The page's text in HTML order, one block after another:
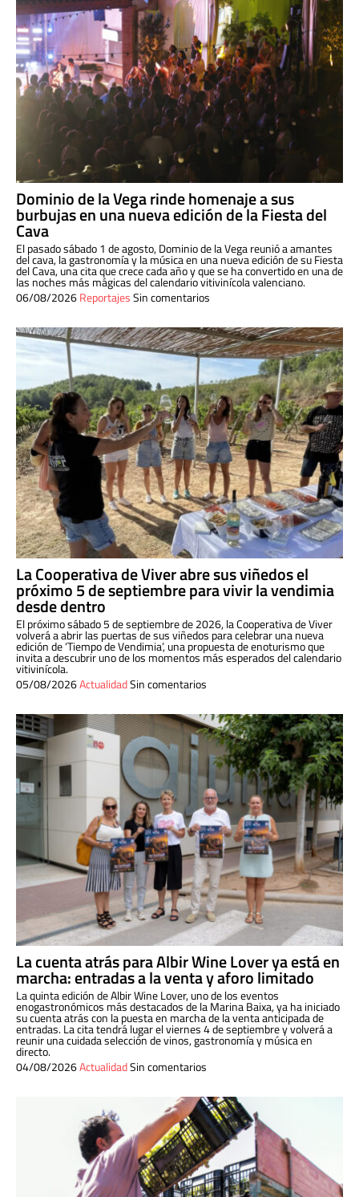
Dominio de la Vega rinde homenaje a sus
burbujas en una nueva edición de la Fiesta del
Cava
El pasado sábado 1 de agosto, Dominio de la Vega reunió a amantes
del cava, la gastronomía y la música en una nueva edición de su Fiesta
del Cava, una cita que crece cada año y que se ha convertido en una de
las noches más mágicas del calendario vitivinícola valenciano.
06/08/2026ReportajesSin comentarios
La Cooperativa de Viver abre sus viñedos el
próximo 5 de septiembre para vivir la vendimia
desde dentro
El próximo sábado 5 de septiembre de 2026, la Cooperativa de Viver
volverá a abrir las puertas de sus viñedos para celebrar una nueva
edición de ‘Tiempo de Vendimia’, una propuesta de enoturismo que
invita a descubrir uno de los momentos más esperados del calendario
vitivinícola.
05/08/2026ActualidadSin comentarios
La cuenta atrás para Albir Wine Lover ya está en
marcha: entradas a la venta y aforo limitado
La quinta edición de Albir Wine Lover, uno de los eventos
enogastronómicos más destacados de la Marina Baixa, ya ha iniciado
su cuenta atrás con la puesta en marcha de la venta anticipada de
entradas. La cita tendrá lugar el viernes 4 de septiembre y volverá a
reunir una cuidada selección de vinos, gastronomía y música en
directo.
04/08/2026ActualidadSin comentarios